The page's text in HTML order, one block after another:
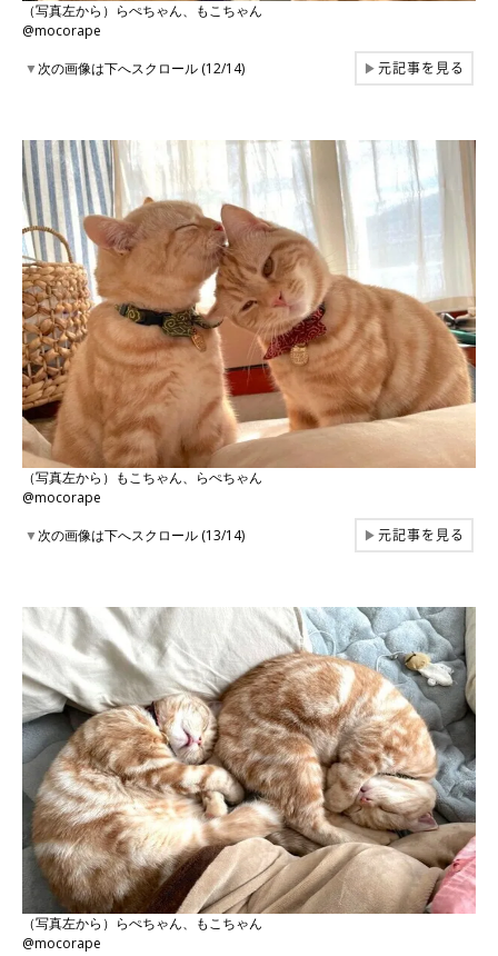
（写真左から）らぺちゃん、もこちゃん
@mocorape
▼次の画像は下へスクロール (12/14) ▶元記事を見る
（写真左から）もこちゃん、らぺちゃん
@mocorape
▼次の画像は下へスクロール (13/14) ▶元記事を見る
（写真左から）らぺちゃん、もこちゃん
@mocorape